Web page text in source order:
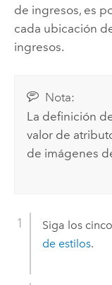
de ingresos, es
cada ubicación
ingresos.
Nota:
La definición
valor de
de imágenes
Siga los
de estilos.